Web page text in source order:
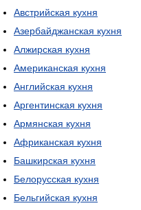
Австрийская кухня
Азербайджанская кухня
Алжирская кухня
Американская кухня
Английская кухня
Аргентинская кухня
Армянская кухня
Африканская кухня
Башкирская кухня
Белорусская кухня
Бельгийская кухня